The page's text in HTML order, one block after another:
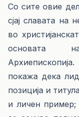
Со сите овие
сјај славата на
во
основата
покажа дека
позиција и
и личен